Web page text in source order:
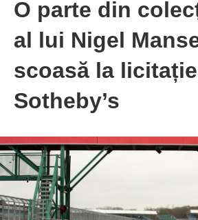
O parte din
al lui Nigel
scoasă la
Sotheby’s